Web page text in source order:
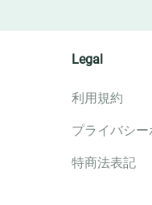
Legal
利用規約
プライバシ
特商法表記